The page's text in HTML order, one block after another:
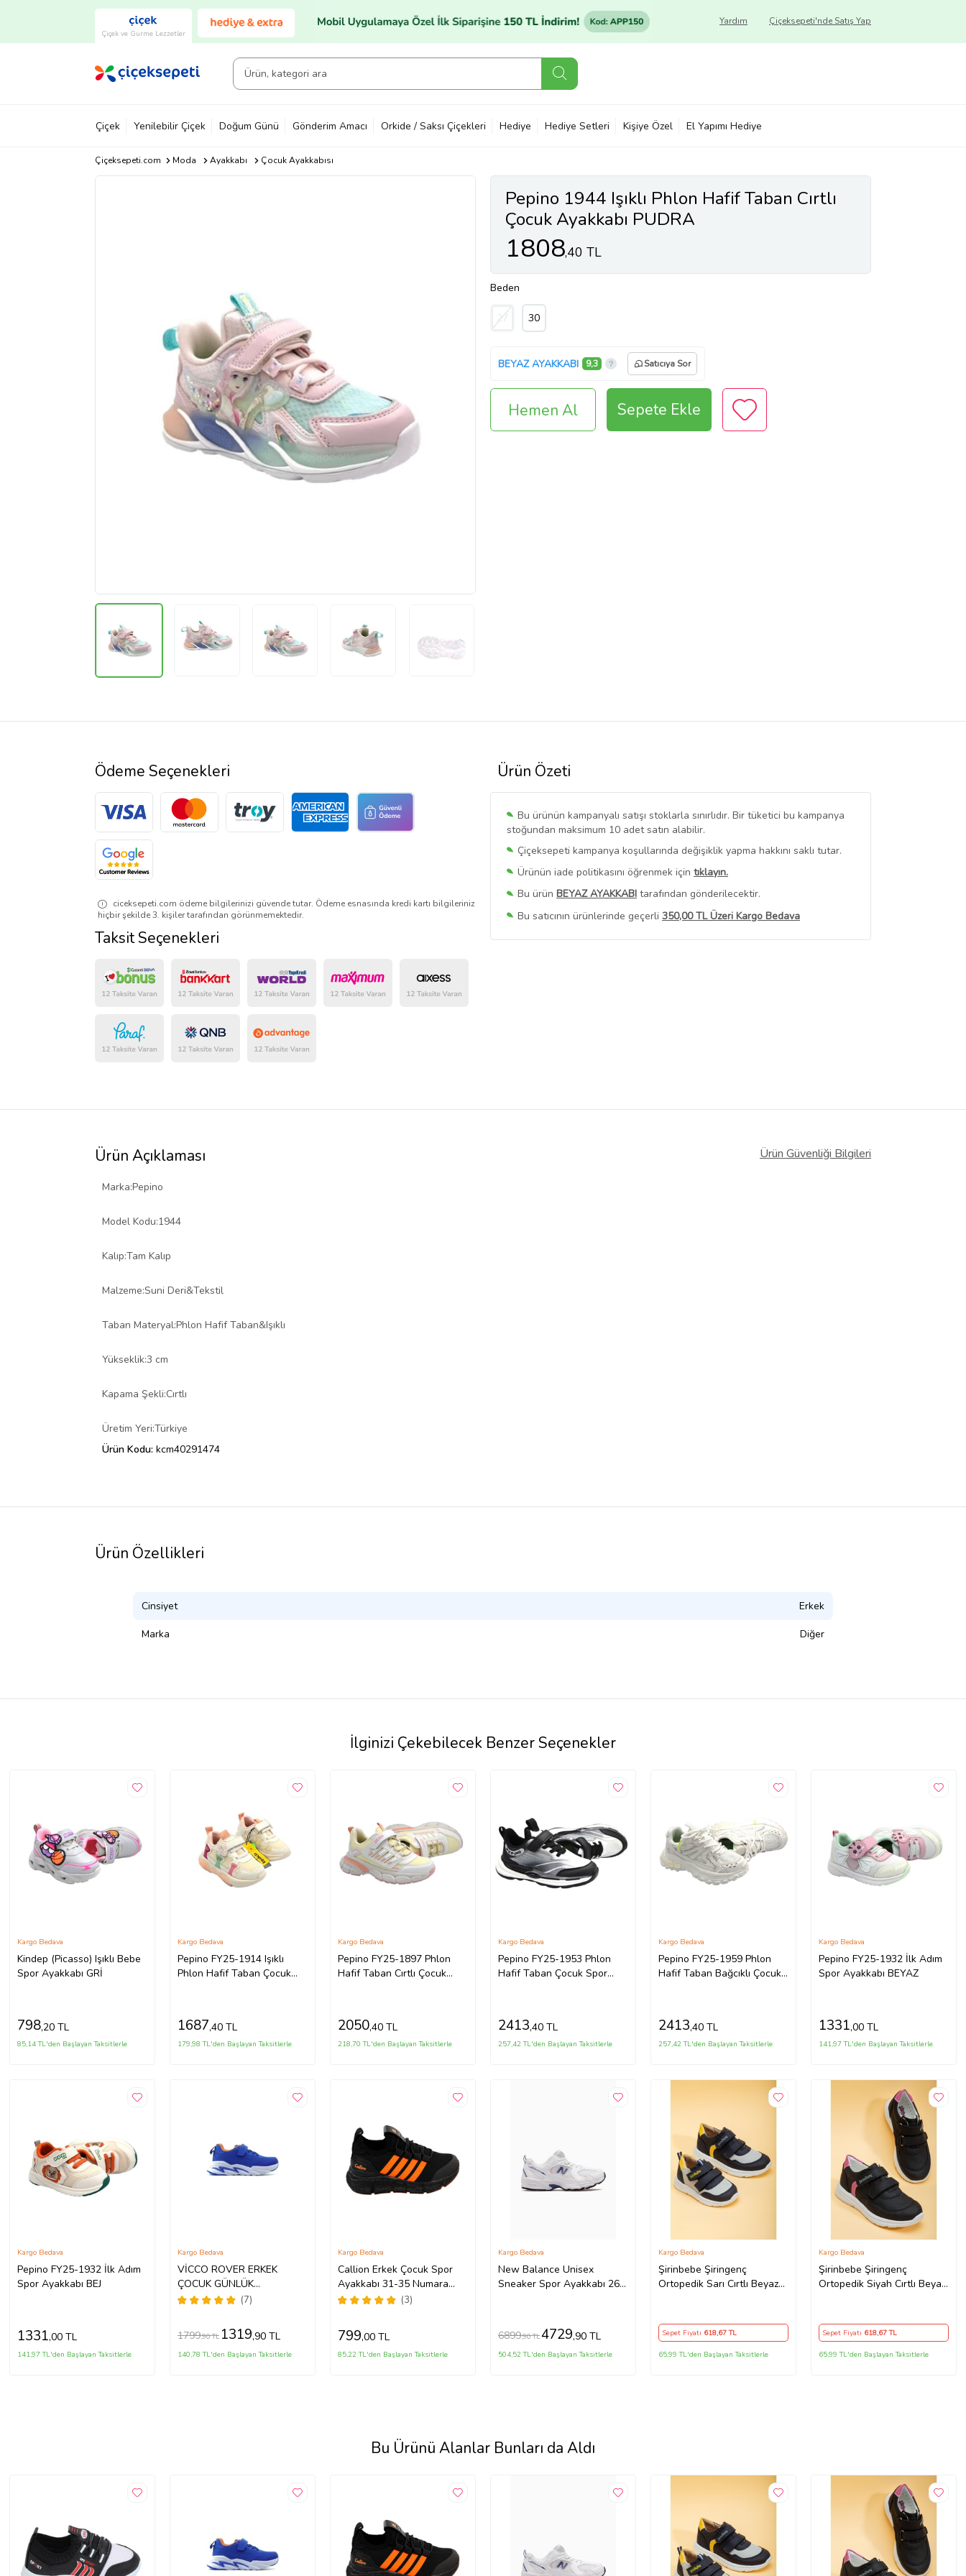
Çiçek ve Gurme Lezzetler
Çiçeksepeti'nde Satış Yap
Yardım
Çiçek Yenilebilir Çiçek Doğum Günü Gönderim Amacı Orkide / Saksı Çiçekleri Hediye Hediye Setleri Kişiye Özel El Yapımı Hediye
Çiçeksepeti.com Moda Ayakkabı Çocuk Ayakkabısı
Pepino 1944 Işıklı Phlon Hafif Taban Cırtlı
Çocuk Ayakkabı PUDRA
1808,40 TL
Beden
27 30
BEYAZ AYAKKABI 9,3 Satıcıya Sor
Hemen Al Sepete Ekle
Ürün Özeti
Bu ürünün kampanyalı satışı stoklarla sınırlıdır. Bir tüketici bu kampanya
stoğundan maksimum 10 adet satın alabilir.
Çiçeksepeti kampanya koşullarında değişiklik yapma hakkını saklı tutar.
Ürünün iade politikasını öğrenmek için tıklayın.
Bu ürün BEYAZ AYAKKABI tarafından gönderilecektir.
Bu satıcının ürünlerinde geçerli 350,00 TL Üzeri Kargo Bedava
Bu SatıcınınTüm Ürünlerini Görüntüle
Ödeme Seçenekleri
ciceksepeti.com ödeme bilgilerinizi güvende tutar. Ödeme esnasında kredi kartı bilgileriniz
hiçbir şekilde 3. kişiler tarafından görünmemektedir.
Taksit Seçenekleri
Ürün Açıklaması Ürün Güvenliği Bilgileri
Marka:Pepino
Model Kodu:1944
Kalıp:Tam Kalıp
Malzeme:Suni Deri&Tekstil
Taban Materyal:Phlon Hafif Taban&Işıklı
Yükseklik:3 cm
Kapama Şekli:Cırtlı
Üretim Yeri:Türkiye
Ürün Kodu: kcm40291474
Ürün Özellikleri
Cinsiyet Erkek
Marka Diğer
İlginizi Çekebilecek Benzer Seçenekler
Kindep (Picasso) Işıklı Bebe
Spor Ayakkabı GRİ
Kargo Bedava
798,20 TL
85,14 TL'den Başlayan Taksitlerle
Pepino FY25-1914 Işıklı
Phlon Hafif Taban Çocuk
Kargo Bedava
1687,40 TL
179,98 TL'den Başlayan Taksitlerle
Pepino FY25-1897 Phlon
Hafif Taban Cırtlı Çocuk
Kargo Bedava
2050,40 TL
218,70 TL'den Başlayan Taksitlerle
Pepino FY25-1953 Phlon
Hafif Taban Çocuk Spor
Kargo Bedava
2413,40 TL
257,42 TL'den Başlayan Taksitlerle
Pepino FY25-1959 Phlon
Hafif Taban Bağcıklı Çocuk
Kargo Bedava
2413,40 TL
257,42 TL'den Başlayan Taksitlerle
Pepino FY25-1932 İlk Adım
Spor Ayakkabı BEYAZ
Kargo Bedava
1331,00 TL
141,97 TL'den Başlayan Taksitlerle
Pepino FY25-1932 İlk Adım
Spor Ayakkabı BEJ
Kargo Bedava
1331,00 TL
141,97 TL'den Başlayan Taksitlerle
VİCCO ROVER ERKEK
ÇOCUK GÜNLÜK
ORTOPEDİK SPOR
346.180 PE (Mavi)
(7)
Kargo Bedava
1799,90 TL 1319,90 TL
140,78 TL'den Başlayan Taksitlerle
Callion Erkek Çocuk Spor
Ayakkabı 31-35 Numara
Siyah
(3)
Kargo Bedava
799,00 TL
85,22 TL'den Başlayan Taksitlerle
New Balance Unisex
Sneaker Spor Ayakkabı 26y
Kargo Bedava
6899,90 TL4729,90 TL
504,52 TL'den Başlayan Taksitlerle
Şirinbebe Şiringenç
Ortopedik Sarı Cırtlı Beyaz
Kargo Bedava
Sepet Fiyatı 618,67 TL
65,99 TL'den Başlayan Taksitlerle
Şirinbebe Şiringenç
Ortopedik Siyah Cırtlı Beyaz
Kargo Bedava
Sepet Fiyatı 618,67 TL
65,99 TL'den Başlayan Taksitlerle
Bu Ürünü Alanlar Bunları da Aldı